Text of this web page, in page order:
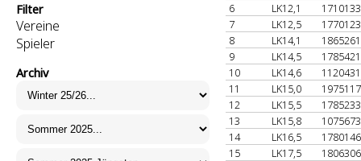
Filter
Vereine
Spieler
Archiv
6
LK12,1
7
LK12,5
8
LK14,1
9
LK14,5
10
LK14,6
11
LK15,0
12
LK15,5
13
LK15,8
14
LK16,5
15
LK17,5